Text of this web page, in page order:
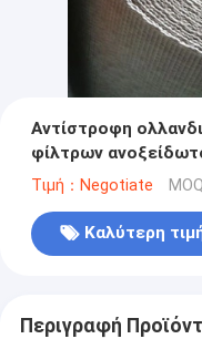
Αντίστροφη
φίλτρων
Τιμή：Negotiate
Καλύτερη
Περιγραφή